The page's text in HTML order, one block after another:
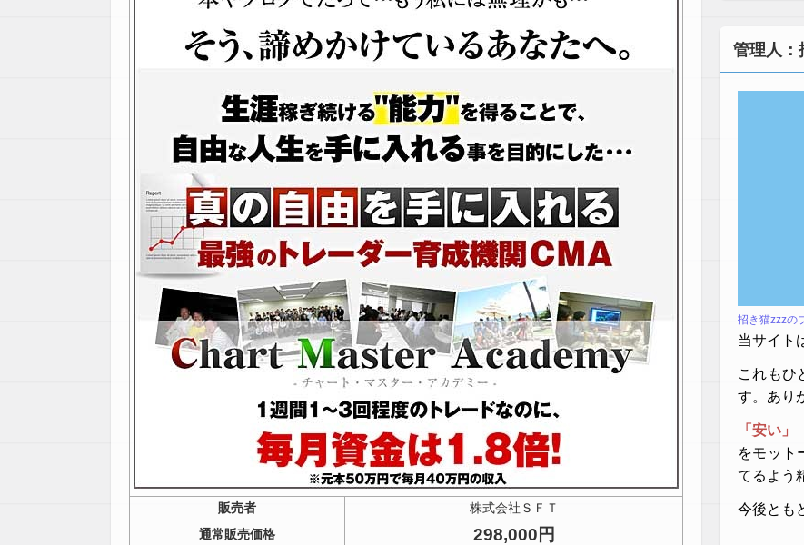
販売者
株式会社ＳＦＴ
通常販売価格
298,000円
管理人：
招き猫zzzの
当サイト
これもひ
す。あり
「安い
をモット
てるよう
今後とも